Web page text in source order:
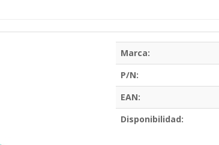
Marca:
P/N:
EAN:
Disponibilidad: